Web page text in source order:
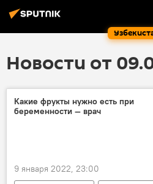
Новости от
Какие фрукты нужно есть при
беременности — врач
9 января 2022, 23:00